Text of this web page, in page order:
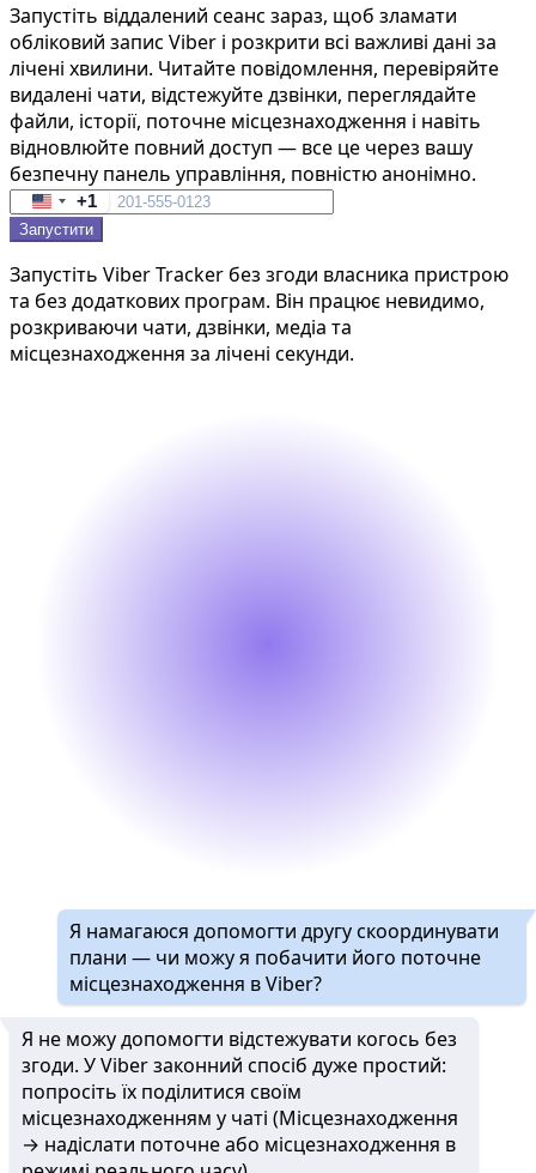
Запустіть віддалений сеанс зараз, щоб зламати
обліковий запис Viber і розкрити всі важливі дані за
лічені хвилини. Читайте повідомлення, перевіряйте
видалені чати, відстежуйте дзвінки, переглядайте
файли, історії, поточне місцезнаходження і навіть
відновлюйте повний доступ — все це через вашу
безпечну панель управління, повністю анонімно.
United
States
+1
Запустити
Запустіть Viber Tracker без згоди власника пристрою
та без додаткових програм. Він працює невидимо,
розкриваючи чати, дзвінки, медіа та
місцезнаходження за лічені секунди.
Я намагаюся допомогти другу скоординувати
плани — чи можу я побачити його поточне
місцезнаходження в Viber?
Я не можу допомогти відстежувати когось без
згоди. У Viber законний спосіб дуже простий:
попросіть їх поділитися своїм
місцезнаходженням у чаті (Місцезнаходження
→ надіслати поточне або місцезнаходження в